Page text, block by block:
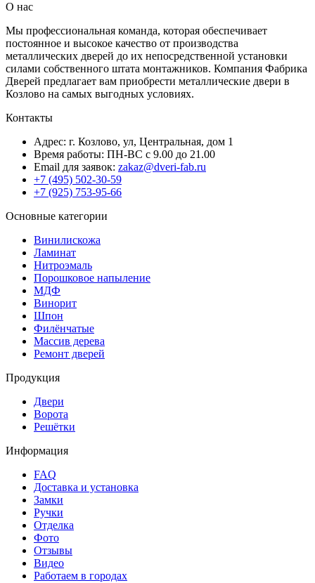
О нас
Мы профессиональная команда, которая обеспечивает
постоянное и высокое качество от производства
металлических дверей до их непосредственной установки
силами собственного штата монтажников. Компания Фабрика
Дверей предлагает вам приобрести металлические двери в
Козлово на самых выгодных условиях.
Контакты
Адрес: г. Козлово, ул, Центральная, дом 1
Время работы: ПН-ВС с 9.00 до 21.00
Email для заявок: zakaz@dveri-fab.ru
+7 (495) 502-30-59
+7 (925) 753-95-66
Основные категории
Винилискожа
Ламинат
Нитроэмаль
Порошковое напыление
МДФ
Винорит
Шпон
Филёнчатые
Массив дерева
Ремонт дверей
Продукция
Двери
Ворота
Решётки
Информация
FAQ
Доставка и установка
Замки
Ручки
Отделка
Фото
Отзывы
Видео
Работаем в городах